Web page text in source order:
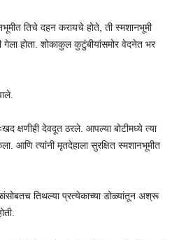
तिचे दहन करायचे होते, ती स्मशानभूमी
गेला होता. शोकाकुल कुटुंबीयांसमोर वेदनेत भर
क्षणीही देवदूत ठरले. आपल्या बोटीमध्ये त्या
आणि त्यांनी मृतदेहाला सुरक्षित स्मशानभूमीत
तिथल्या प्रत्येकाच्या डोळ्यांतून अश्रू